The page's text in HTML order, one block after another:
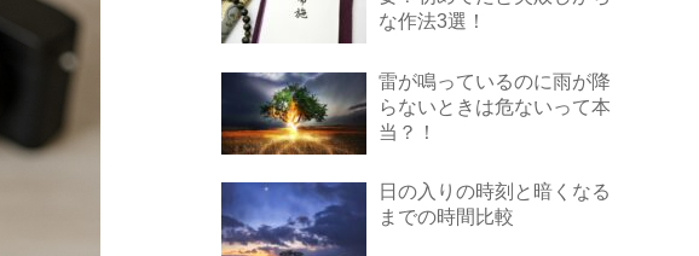
な作法3選！
雷が鳴っているのに雨が降
らないときは危ないって本
当？！
日の入りの時刻と暗くなる
までの時間比較